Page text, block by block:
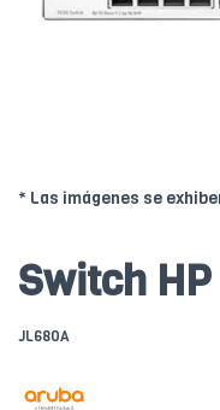
* Las imágenes se
Switch HP
JL680A